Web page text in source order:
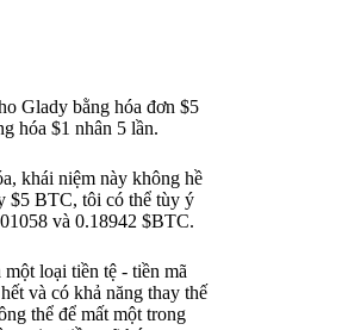
Glady bằng hóa đơn $5
hóa $1 nhân 5 lần.
khái niệm này không hề
$5 BTC, tôi có thể tùy ý
và 0.18942 $BTC.
loại tiền tệ - tiền mã
và có khả năng thay thế
thể để mất một trong